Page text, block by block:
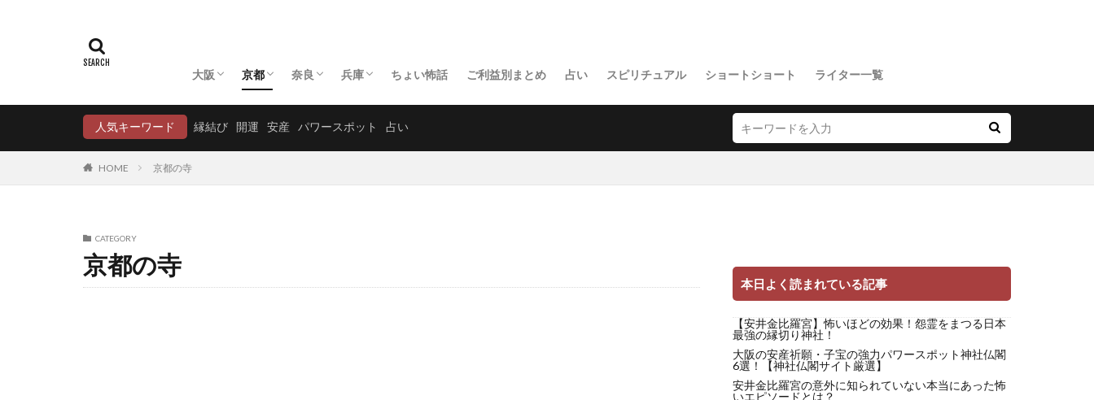
大阪
大阪の神社
大阪の寺
京都
京都の神社
京都の寺
奈良
奈良の神社
奈良の寺
兵庫
兵庫の神社
兵庫の寺
ちょい怖話 ご利益別まとめ 占い スピリチュアル ショートショート ライター一覧
人気キーワード 縁結び 開運 安産 パワースポット 占い
HOME 京都の寺
CATEGORY
京都の寺
本日よく読まれている記事
【安井金比羅宮】怖いほどの効果！怨霊をまつる日本
最強の縁切り神社！
大阪の安産祈願・子宝の強力パワースポット神社仏閣
6選！【神社仏閣サイト厳選】
安井金比羅宮の意外に知られていない本当にあった怖
いエピソードとは？